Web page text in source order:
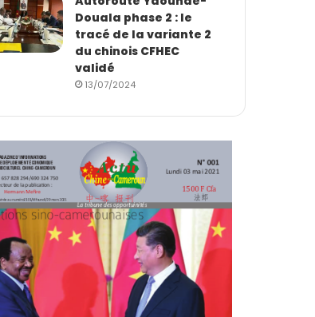
Douala phase 2 : le
tracé de la variante 2
du chinois CFHEC
validé
13/07/2024